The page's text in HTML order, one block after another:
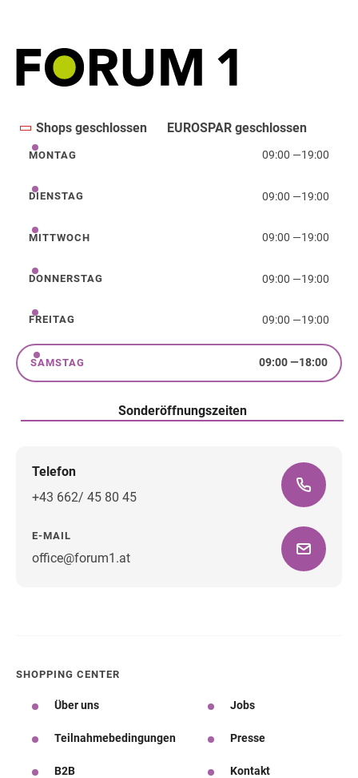
Shops geschlossen EUROSPAR geschlossen
Montag
MONTAG 09:00 —19:00
Dienstag
DIENSTAG 09:00 —19:00
Mittwoch
MITTWOCH 09:00 —19:00
Donnerstag
DONNERSTAG 09:00 —19:00
Freitag
FREITAG 09:00 —19:00
Samstag
SAMSTAG 09:00—18:00
Sonderöffnungszeiten
Telefon
+43 662/ 45 80 45
E-MAIL
office@forum1.at
SHOPPING CENTER
Über uns Jobs
Teilnahmebedingungen Presse
B2B Kontakt